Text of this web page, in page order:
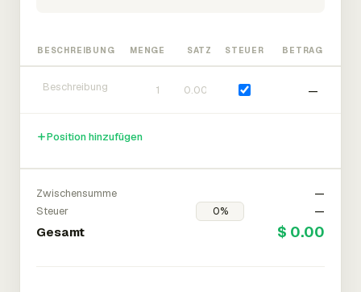
BESCHREIBUNG MENGE SATZ STEUER BETRAG
—
Position hinzufügen
Zwischensumme
—
Steuer
—
Gesamt $ 0.00